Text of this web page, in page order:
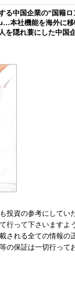
る中国企業の“国籍
本社機能を海外に
を隠れ蓑にした中国
投資の参考にしてい
行って下さいますよ
される全ての情報の
の保証は一切行って